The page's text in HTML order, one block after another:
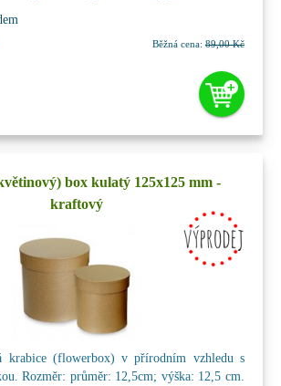
Běžná cena: 89,00 Kč
box kulatý 125x125 mm -
kraftový
krabice (flowerbox) v přírodním vzhledu s
Rozměr: průměr: 12,5cm; výška: 12,5 cm.